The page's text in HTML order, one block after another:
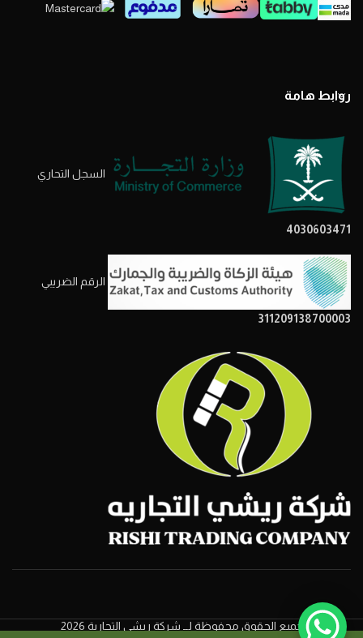
روابط هامة
السجل التحاري
4030603471
الرقم الضريبي
311209138700003
جميع الحقوق محفوظة لــ شركة ريشي التجارية 2026